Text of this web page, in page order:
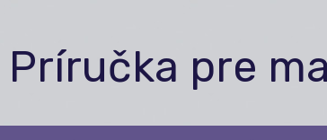
Príručka pre